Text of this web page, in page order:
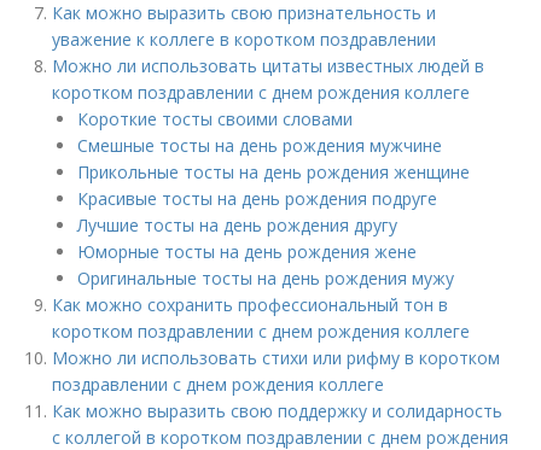
Как можно выразить свою признательность и
уважение к коллеге в коротком поздравлении
Можно ли использовать цитаты известных людей в
коротком поздравлении с днем рождения коллеге
Короткие тосты своими словами
Смешные тосты на день рождения мужчине
Прикольные тосты на день рождения женщине
Красивые тосты на день рождения подруге
Лучшие тосты на день рождения другу
Юморные тосты на день рождения жене
Оригинальные тосты на день рождения мужу
Как можно сохранить профессиональный тон в
коротком поздравлении с днем рождения коллеге
Можно ли использовать стихи или рифму в коротком
поздравлении с днем рождения коллеге
Как можно выразить свою поддержку и солидарность
с коллегой в коротком поздравлении с днем рождения